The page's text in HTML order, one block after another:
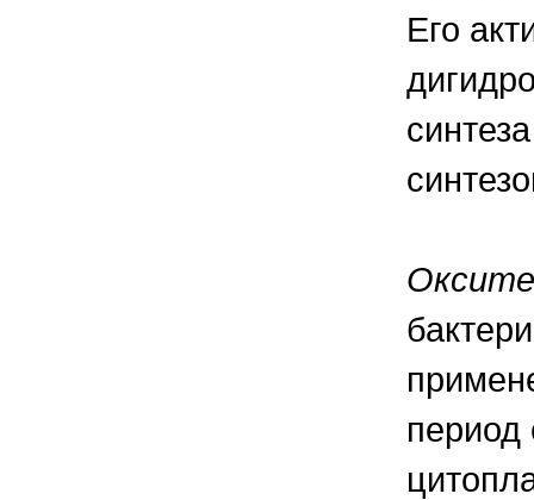
Его
период